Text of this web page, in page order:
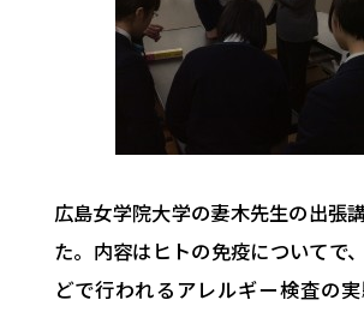
広島女学院大学の妻木先生の出張
た。内容はヒトの免疫についてで
どで行われるアレルギー検査の